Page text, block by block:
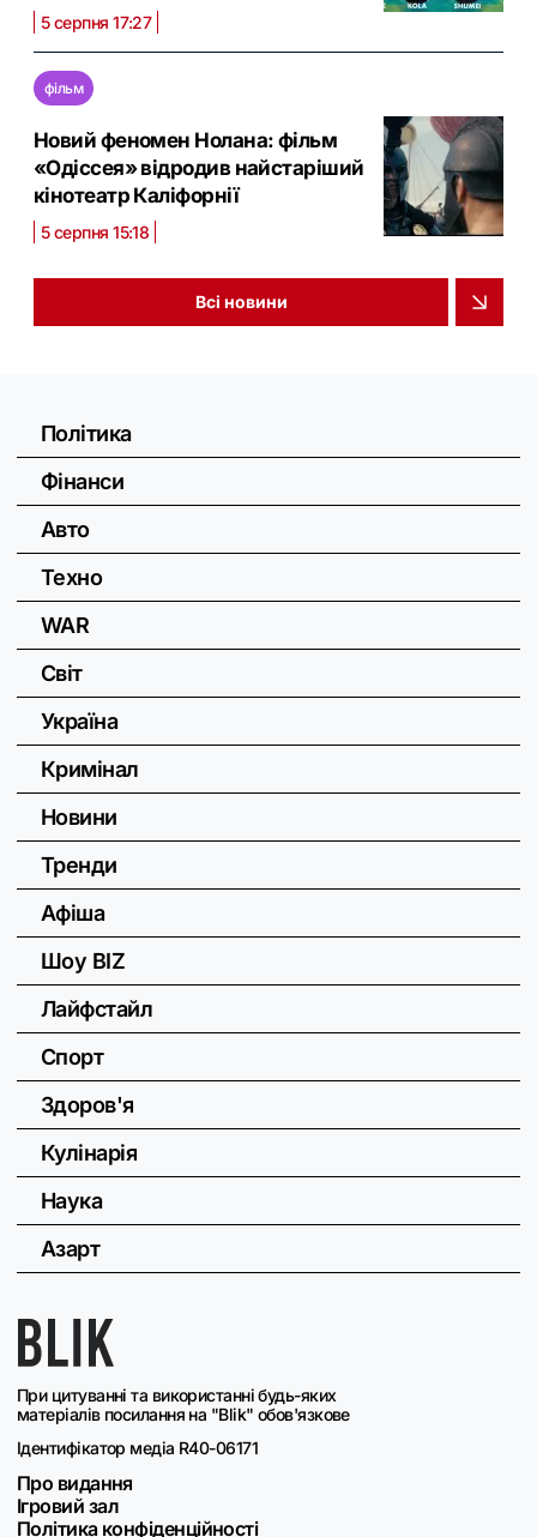
5 серпня 17:27
фільм
Новий феномен Нолана: фільм
«Одіссея» відродив найстаріший
кінотеатр Каліфорнії
5 серпня 15:18
Всі новини
При цитуванні та використанні будь-яких
матеріалів посилання на "Blik" обов'язкове
Ідентифікатор медіа R40-06171
Про видання
Ігровий зал
Політика конфіденційності
Політика
Фінанси
Авто
Техно
WAR
Світ
Україна
Кримінал
Новини
Тренди
Афіша
Шоу BIZ
Лайфстайл
Спорт
Здоров'я
Кулінарія
Наука
Азарт